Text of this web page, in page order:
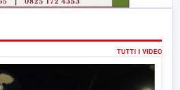
TUTTI I VIDEO